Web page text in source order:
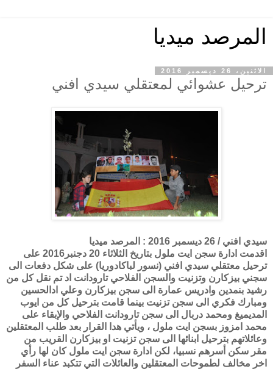
المرصد ميديا
الاثنين، 26 ديسمبر 2016
ترحيل عشوائي لمعتقلي سيدي افني
سيدي افني / 26 ديسمبر 2016 : المرصد ميديا
اقدمت ادارة سجن ايت ملول بتاريخ الثلاثاء 20 دجنبر2016 على
ترحيل معتقلي سيدي افني (نسور لباكادوريا) على شكل دفعات الى
سجني بيزكارن وتزنيت والسجن الفلاحي تارودانت اد تم نقل كل من
رشيد بنمدين وادريس عمارة الى سجن بيزكارن وعلي ادالحسين
ومبارك فكري الى سجن تزنيت بينما قامت بترحيل كل من ايوب
المديميغ ومحمد دربال الى سجن تارودانت الفلاحي والإبقاء على
محمد امزوز بسجن ايت ملول ، ويأتي هدا القرار بعد طلب المعتقلين
وعائلاتهم بترحيل ابنائها الى سجن تزنيت او بيزكارن القريب من
مقر سكن أسرهم نسبيا، لكن ادارة سجن ايت ملول كان لها رأي
اخر مخالف لطموحات المعتقلين والعائلات التي تتكبد عناء السفر